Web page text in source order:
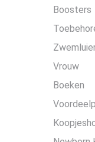
Boosters
Vrouw
Boeken